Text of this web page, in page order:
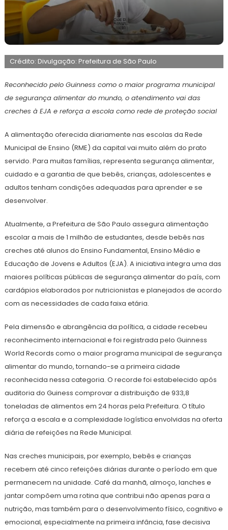
12
fevereiro
2026
Maurilio
Crédito: Divulgação: Prefeitura de São Paulo
Reconhecido pelo Guinness como o maior programa municipal
de segurança alimentar do mundo, o atendimento vai das
creches à EJA e reforça a escola como rede de proteção social
A alimentação oferecida diariamente nas escolas da Rede
Municipal de Ensino (RME) da capital vai muito além do prato
servido. Para muitas famílias, representa segurança alimentar,
cuidado e a garantia de que bebês, crianças, adolescentes e
adultos tenham condições adequadas para aprender e se
desenvolver.
Atualmente, a Prefeitura de São Paulo assegura alimentação
escolar a mais de 1 milhão de estudantes, desde bebês nas
creches até alunos do Ensino Fundamental, Ensino Médio e
Educação de Jovens e Adultos (EJA). A iniciativa integra uma das
maiores políticas públicas de segurança alimentar do país, com
cardápios elaborados por nutricionistas e planejados de acordo
com as necessidades de cada faixa etária.
Pela dimensão e abrangência da política, a cidade recebeu
reconhecimento internacional e foi registrada pelo Guinness
World Records como o maior programa municipal de segurança
alimentar do mundo, tornando-se a primeira cidade
reconhecida nessa categoria. O recorde foi estabelecido após
auditoria do Guiness comprovar a distribuição de 933,8
toneladas de alimentos em 24 horas pela Prefeitura. O título
reforça a escala e a complexidade logística envolvidas na oferta
diária de refeições na Rede Municipal.
Nas creches municipais, por exemplo, bebês e crianças
recebem até cinco refeições diárias durante o período em que
permanecem na unidade. Café da manhã, almoço, lanches e
jantar compõem uma rotina que contribui não apenas para a
nutrição, mas também para o desenvolvimento físico, cognitivo e
emocional, especialmente na primeira infância, fase decisiva